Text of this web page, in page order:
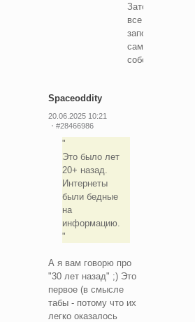
Зато
все
запоминалось
само
собой
Spaceoddity
20.06.2025 10:21
#28466986
Это было лет
20+ назад.
Интернеты
были бедные
на
информацию.
А я вам говорю про
"30 лет назад" ;) Это
первое (в смысле
табы - потому что их
легко оказалось